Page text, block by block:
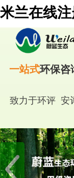
米兰在线
一站式环保咨
致力于环评